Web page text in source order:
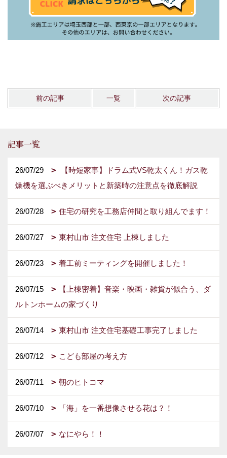
前の記事 一覧 次の記事
記事一覧
26/07/29
【時短家事】ドラム式VS乾太くん！ガス乾
燥機を選ぶべきメリットと新築時の注意点を徹底解説
26/07/28 住宅の研究を工務店仲間と取り組んでます！
26/07/27 東村山市 注文住宅 上棟しました
26/07/23 着工前ミーティングを開催しました！
26/07/15
【上棟密着】音楽・映画・雑貨が似合う、ダ
ルトンホームの家づくり
26/07/14 東村山市 注文住宅基礎工事完了しました
26/07/12 こども部屋の考え方
26/07/11 朝のヒトコマ
26/07/10 「海」を一番想像させる花は？！
26/07/07 なにやら！！